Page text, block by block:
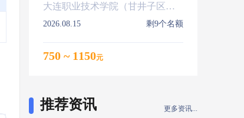
大连职业技术学院（甘井子区大连北站）
2026.08.15 剩9个名额
750 ~ 1150元
推荐资讯 更多资讯...